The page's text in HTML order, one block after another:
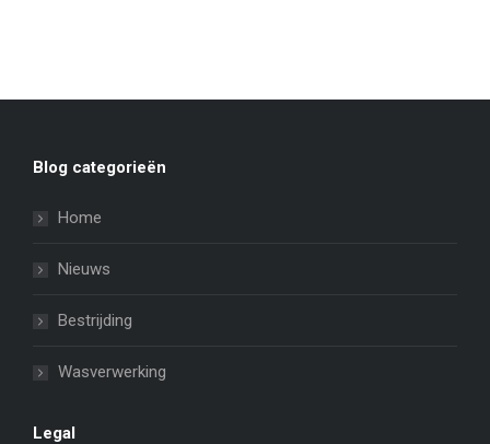
Blog categorieën
Home
Nieuws
Bestrijding
Wasverwerking
Legal